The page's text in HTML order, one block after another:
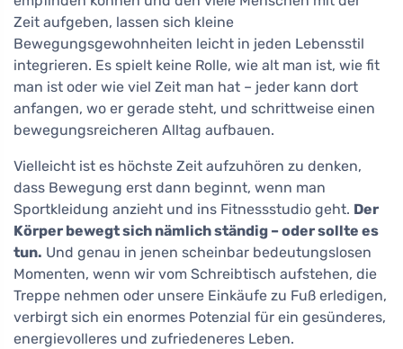
Zeit aufgeben, lassen sich kleine
Bewegungsgewohnheiten leicht in jeden Lebensstil
integrieren. Es spielt keine Rolle, wie alt man ist, wie fit
man ist oder wie viel Zeit man hat – jeder kann dort
anfangen, wo er gerade steht, und schrittweise einen
bewegungsreicheren Alltag aufbauen.
Vielleicht ist es höchste Zeit aufzuhören zu denken,
dass Bewegung erst dann beginnt, wenn man
Sportkleidung anzieht und ins Fitnessstudio geht. Der
Körper bewegt sich nämlich ständig – oder sollte es
tun. Und genau in jenen scheinbar bedeutungslosen
Momenten, wenn wir vom Schreibtisch aufstehen, die
Treppe nehmen oder unsere Einkäufe zu Fuß erledigen,
verbirgt sich ein enormes Potenzial für ein gesünderes,
energievolleres und zufriedeneres Leben.